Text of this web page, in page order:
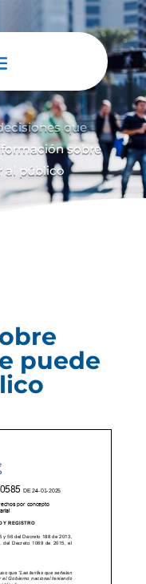
que
sobre
al público
puede